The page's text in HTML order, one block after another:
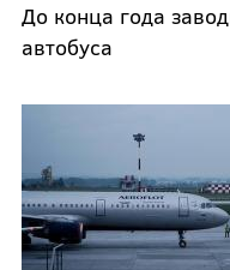
До конца года
автобуса